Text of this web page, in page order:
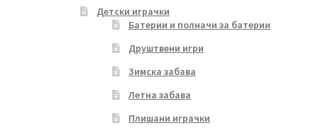
Детски играчки
Батерии и полначи за батерии
Друштвени игри
Зимска забава
Летна забава
Плишани играчки